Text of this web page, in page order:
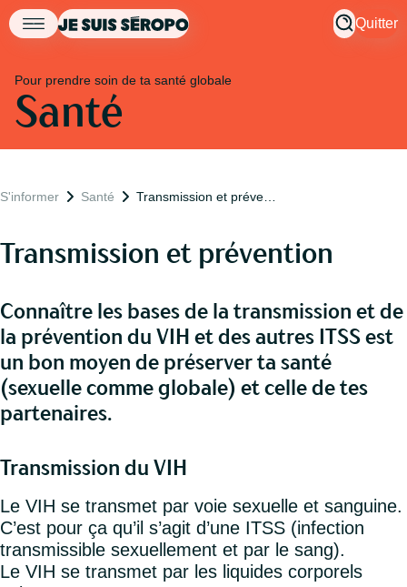
Quitter
Pour prendre soin de ta santé globale
Santé
S'informer Santé
Transmission et prévention
Connaître les bases de la transmission et de
la prévention du VIH et des autres ITSS est
un bon moyen de préserver ta santé
(sexuelle comme globale) et celle de tes
partenaires.
Transmission du VIH
Le VIH se transmet par voie sexuelle et sanguine.
C’est pour ça qu’il s’agit d’une ITSS (infection
transmissible sexuellement et par le sang).
Le VIH se transmet par les liquides corporels